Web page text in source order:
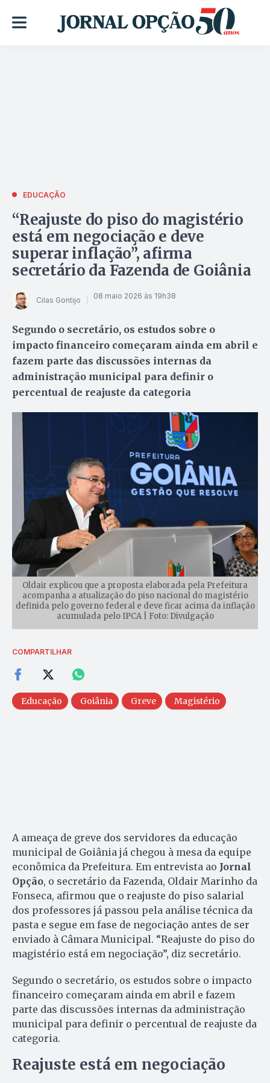
EDUCAÇÃO
“Reajuste do piso do magistério
está em negociação e deve
superar inflação”, afirma
secretário da Fazenda de Goiânia
Cilas Gontijo 08 maio 2026 às 19h38
Segundo o secretário, os estudos sobre o
impacto financeiro começaram ainda em abril e
fazem parte das discussões internas da
administração municipal para definir o
percentual de reajuste da categoria
Oldair explicou que a proposta elaborada pela Prefeitura
acompanha a atualização do piso nacional do magistério
definida pelo governo federal e deve ficar acima da inflação
acumulada pelo IPCA | Foto: Divulgação
COMPARTILHAR
Educação Goiânia Greve Magistério
A ameaça de greve dos servidores da educação
municipal de Goiânia já chegou à mesa da equipe
econômica da Prefeitura. Em entrevista ao Jornal
Opção, o secretário da Fazenda, Oldair Marinho da
Fonseca, afirmou que o reajuste do piso salarial
dos professores já passou pela análise técnica da
pasta e segue em fase de negociação antes de ser
enviado à Câmara Municipal. “Reajuste do piso do
magistério está em negociação”, diz secretário.
Segundo o secretário, os estudos sobre o impacto
financeiro começaram ainda em abril e fazem
parte das discussões internas da administração
municipal para definir o percentual de reajuste da
categoria.
Reajuste está em negociação